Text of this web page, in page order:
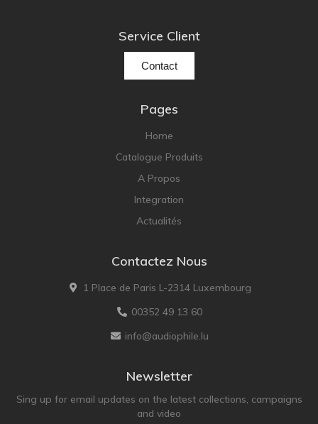
Service Client
Contact
Pages
Home
Catalogue Produits
A Propos
Integration
Actualités
Contactez Nous
1 Place de Paris L-2314 Luxembourg
00352 49 13 60
info@audiophile.lu
Newsletter
Sing up for email updates on the latest collections, campaigns
and video